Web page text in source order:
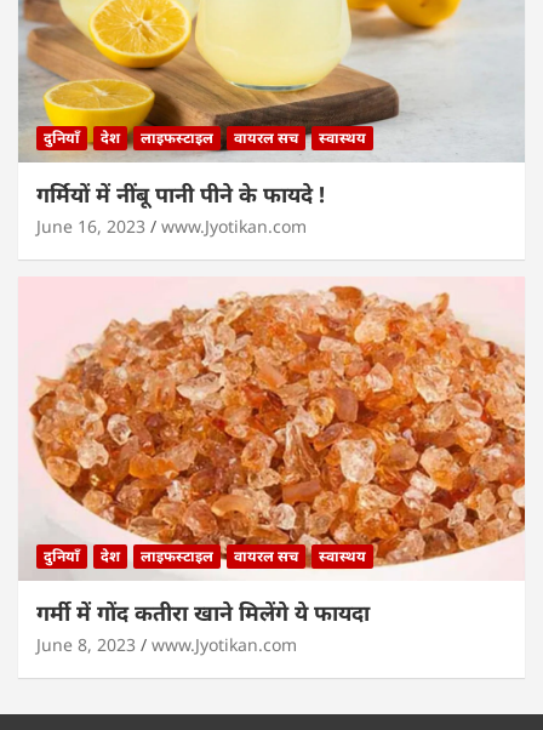
दुनियाँ देश लाइफस्टाइल वायरल सच स्वास्थय
गर्मियों में नींबू पानी पीने के फायदे !
June 16, 2023 www.Jyotikan.com
दुनियाँ देश लाइफस्टाइल वायरल सच स्वास्थय
गर्मी में गोंद कतीरा खाने मिलेंगे ये फायदा
June 8, 2023 www.Jyotikan.com